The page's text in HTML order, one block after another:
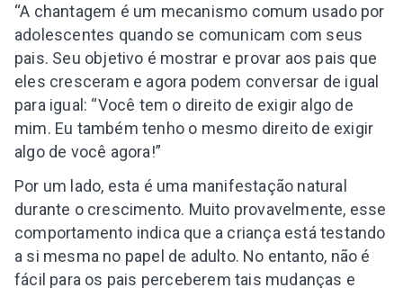
“A chantagem é um mecanismo comum usado por
adolescentes quando se comunicam com seus
pais. Seu objetivo é mostrar e provar aos pais que
eles cresceram e agora podem conversar de igual
para igual: “Você tem o direito de exigir algo de
mim. Eu também tenho o mesmo direito de exigir
algo de você agora!”
Por um lado, esta é uma manifestação natural
durante o crescimento. Muito provavelmente, esse
comportamento indica que a criança está testando
a si mesma no papel de adulto. No entanto, não é
fácil para os pais perceberem tais mudanças e